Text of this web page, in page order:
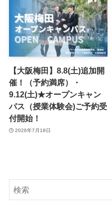
【大阪梅田】8.8(土)追加開
催！（予約満席）・
9.12(土)★オープンキャン
パス（授業体験会)ご予約受
付開始！
2026年7月18日